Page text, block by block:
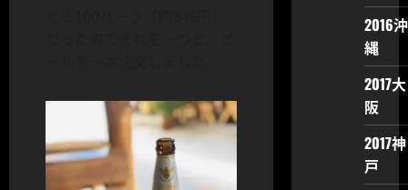
2016沖
縄
2017大
阪
2017神
戸